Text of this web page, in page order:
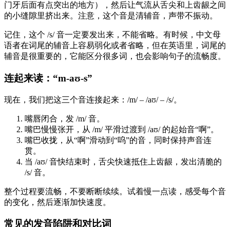
门牙后面有点突出的地方），然后让气流从舌尖和上齿龈之间
的小缝隙里挤出来。注意，这个音是清辅音，声带不振动。
记住，这个 /s/ 音一定要发出来，不能省略。有时候，中文母
语者在词尾的辅音上容易弱化或者省略，但在英语里，词尾的
辅音是很重要的，它能区分很多词，也会影响句子的流畅度。
连起来读：“m-aʊ-s”
现在，我们把这三个音连接起来：/m/ – /aʊ/ – /s/。
嘴唇闭合，发 /m/ 音。
嘴巴慢慢张开，从 /m/ 平滑过渡到 /aʊ/ 的起始音“啊”。
嘴巴收拢，从“啊”滑动到“呜”的音，同时保持声音连
贯。
当 /aʊ/ 音快结束时，舌尖快速抵住上齿龈，发出清脆的
/s/ 音。
整个过程要流畅，不要断断续续。试着慢一点读，感受每个音
的变化，然后逐渐加快速度。
常见的发音陷阱和对比词